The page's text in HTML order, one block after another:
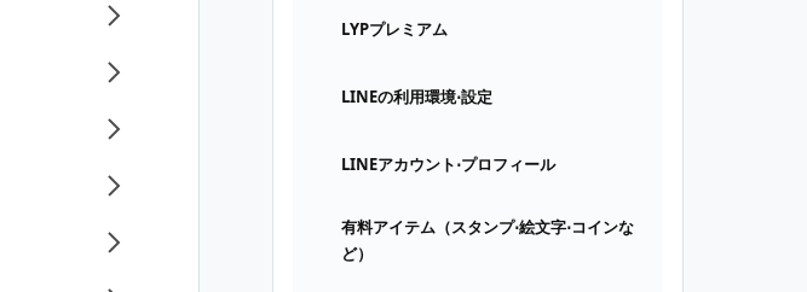
LYPプレミアム
LINEの利用環境⋅設定
LINEアカウント⋅プロフィール
有料アイテム（スタンプ⋅絵文字⋅コインな
ど）